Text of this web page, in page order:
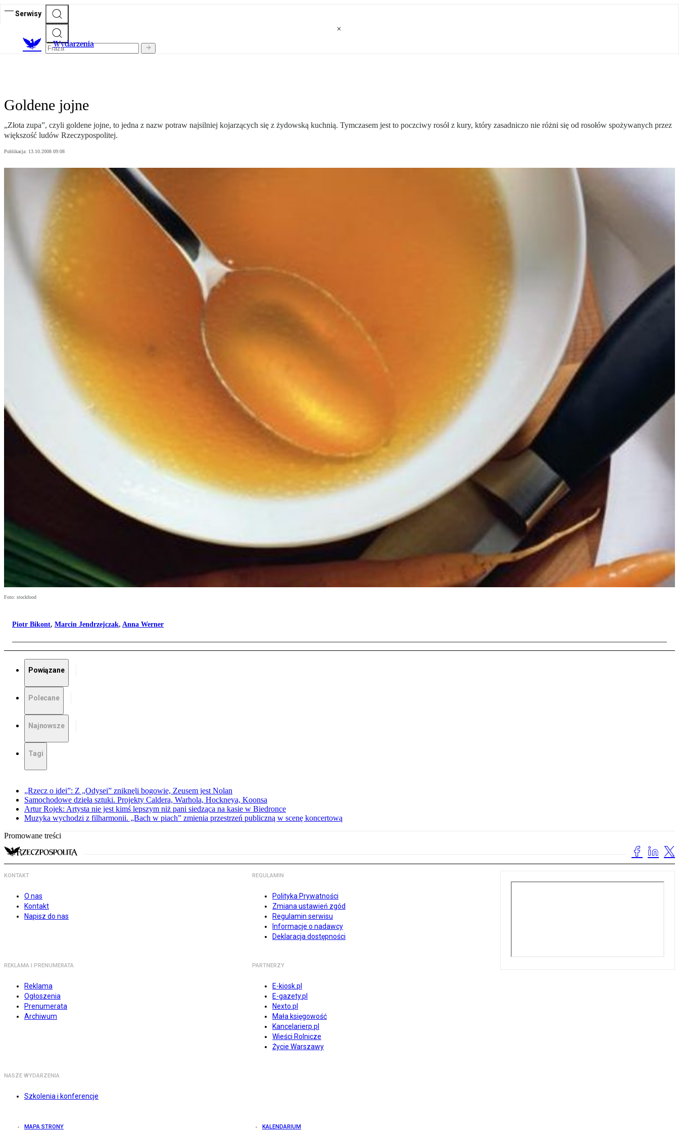
Serwisy
Wydarzenia
Goldene jojne
„Złota zupa”, czyli goldene jojne, to jedna z nazw potraw najsilniej kojarzących się z żydowską kuchnią. Tymczasem jest to poczciwy rosół z kury, który zasadniczo nie różni się od rosołów spożywanych przez
większość ludów Rzeczypospolitej.
Publikacja: 13.10.2008 09:08
Foto: stockfood
Piotr Bikont, Marcin Jendrzejczak, Anna Werner
Powiązane
Polecane
Najnowsze
Tagi
„Rzecz o idei”: Z „Odysei” zniknęli bogowie, Zeusem jest Nolan
Samochodowe dzieła sztuki. Projekty Caldera, Warhola, Hockneya, Koonsa
Artur Rojek: Artysta nie jest kimś lepszym niż pani siedząca na kasie w Biedronce
Muzyka wychodzi z filharmonii. „Bach w piach” zmienia przestrzeń publiczną w scenę koncertową
Promowane treści
KONTAKT
O nas
Kontakt
Napisz do nas
REGULAMIN
Polityka Prywatności
Zmiana ustawień zgód
Regulamin serwisu
Informacje o nadawcy
Deklaracja dostępności
REKLAMA I PRENUMERATA
Reklama
Ogłoszenia
Prenumerata
Archiwum
PARTNERZY
E-kiosk.pl
E-gazety.pl
Nexto.pl
Mała księgowość
Kancelarierp.pl
Wieści Rolnicze
Życie Warszawy
NASZE WYDARZENIA
Szkolenia i konferencje
MAPA STRONY KALENDARIUM